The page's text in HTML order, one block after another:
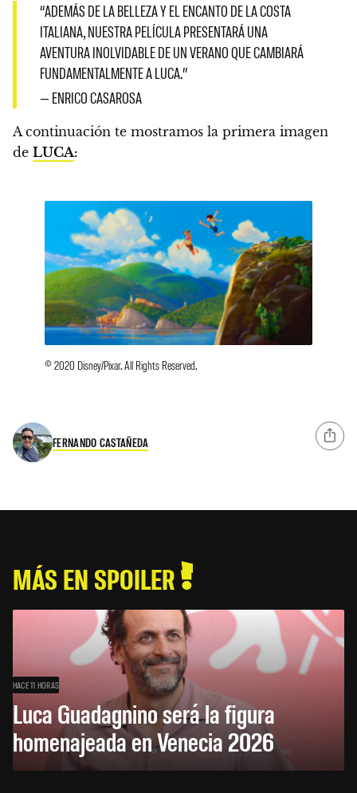
“ADEMÁS DE LA BELLEZA Y EL ENCANTO DE LA COSTA
ITALIANA, NUESTRA PELÍCULA PRESENTARÁ UNA
AVENTURA INOLVIDABLE DE UN VERANO QUE CAMBIARÁ
FUNDAMENTALMENTE A LUCA.”
— ENRICO CASAROSA
A continuación te mostramos la primera imagen
de LUCA:
© 2020 Disney/Pixar. All Rights Reserved.
FERNANDO CASTAÑEDA
MÁS EN SPOILER
HACE 11 HORAS
Luca Guadagnino será la figura
homenajeada en Venecia 2026